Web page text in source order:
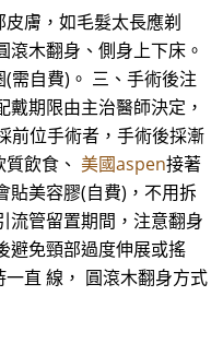
皮膚，如毛髮太長應剃
木翻身、側身上下床。
(需自費)。 三、手術後注
期限由主治醫師決定，
前位手術者，手術後採漸
飲食、 美國aspen接著
貼美容膠(自費)，不用拆
流管留置期間，注意翻身
避免頸部過度伸展或搖
直 線， 圓滾木翻身方式